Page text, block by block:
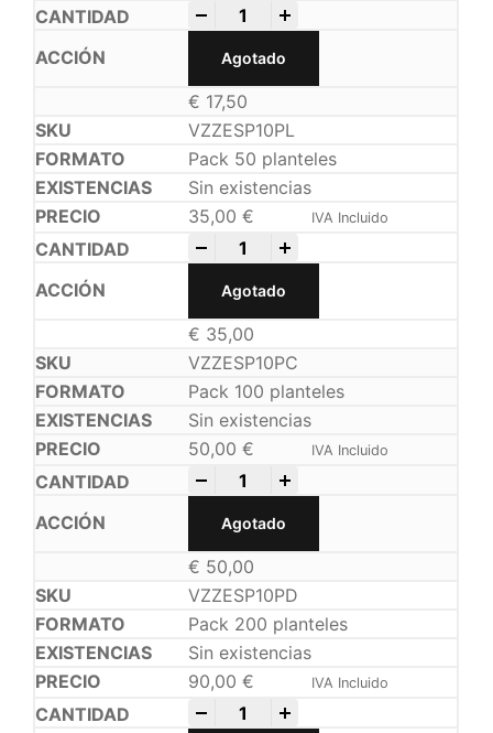
Agotado
€ 17,50
VZZESP10PL
Pack 50 planteles
Sin existencias
35,00€ IVA Incluido
Agotado
€ 35,00
VZZESP10PC
Pack 100 planteles
Sin existencias
50,00€ IVA Incluido
Agotado
€ 50,00
VZZESP10PD
Pack 200 planteles
Sin existencias
90,00€ IVA Incluido